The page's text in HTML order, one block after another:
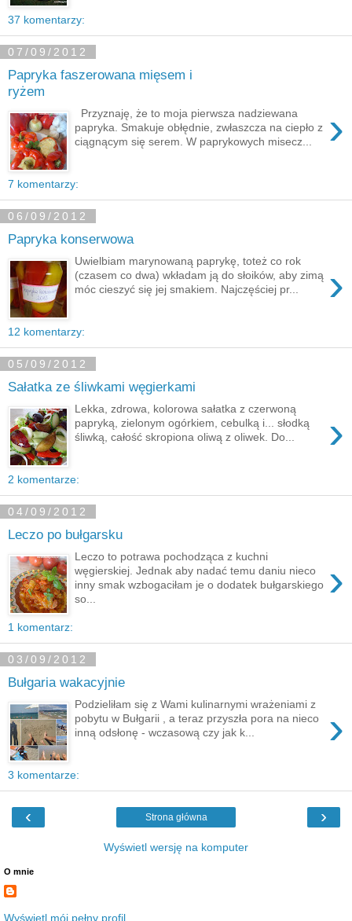
37 komentarzy:
07/09/2012
Papryka faszerowana mięsem i
ryżem
›
Przyznaję, że to moja pierwsza nadziewana
papryka. Smakuje obłędnie, zwłaszcza na ciepło z
ciągnącym się serem. W paprykowych misecz...
7 komentarzy:
06/09/2012
Papryka konserwowa
›
Uwielbiam marynowaną paprykę, toteż co rok
(czasem co dwa) wkładam ją do słoików, aby zimą
móc cieszyć się jej smakiem. Najczęściej pr...
12 komentarzy:
05/09/2012
Sałatka ze śliwkami węgierkami
›
Lekka, zdrowa, kolorowa sałatka z czerwoną
papryką, zielonym ogórkiem, cebulką i... słodką
śliwką, całość skropiona oliwą z oliwek. Do...
2 komentarze:
04/09/2012
Leczo po bułgarsku
›
Leczo to potrawa pochodząca z kuchni
węgierskiej. Jednak aby nadać temu daniu nieco
inny smak wzbogaciłam je o dodatek bułgarskiego
so...
1 komentarz:
03/09/2012
Bułgaria wakacyjnie
›
Podzieliłam się z Wami kulinarnymi wrażeniami z
pobytu w Bułgarii , a teraz przyszła pora na nieco
inną odsłonę - wczasową czy jak k...
3 komentarze:
‹ ›
Strona główna
Wyświetl wersję na komputer
O mnie
Wyświetl mój pełny profil